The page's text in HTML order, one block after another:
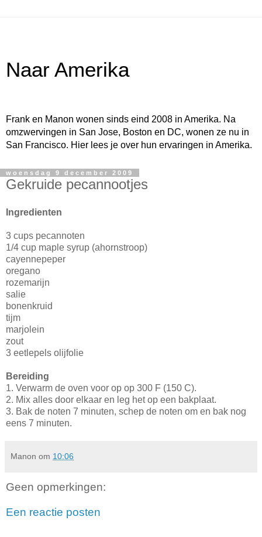
Naar Amerika
Frank en Manon wonen sinds eind 2008 in Amerika. Na
omzwervingen in San Jose, Boston en DC, wonen ze nu in
San Francisco. Hier lees je over hun ervaringen in Amerika.
woensdag 9 december 2009
Gekruide pecannootjes
Ingredienten
3 cups pecannoten
1/4 cup maple syrup (ahornstroop)
cayennepeper
oregano
rozemarijn
salie
bonenkruid
tijm
marjolein
zout
3 eetlepels olijfolie
Bereiding
1. Verwarm de oven voor op op 300 F (150 C).
2. Mix alles door elkaar en leg het op een bakplaat.
3. Bak de noten 7 minuten, schep de noten om en bak nog
eens 7 minuten.
Manon om 10:06
Geen opmerkingen:
Een reactie posten